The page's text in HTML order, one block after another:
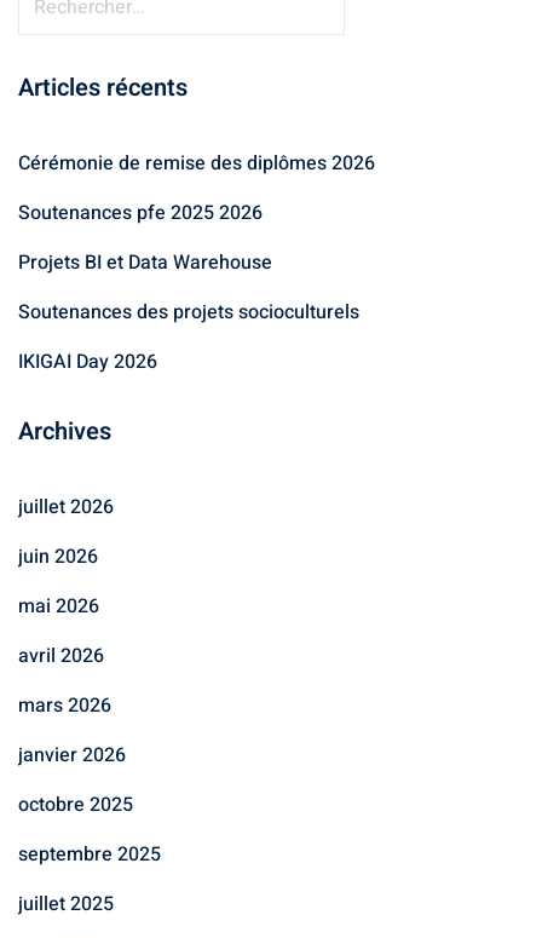
Articles récents
Cérémonie de remise des diplômes 2026
Soutenances pfe 2025 2026
Projets BI et Data Warehouse
Soutenances des projets socioculturels
IKIGAI Day 2026
Archives
juillet 2026
juin 2026
mai 2026
avril 2026
mars 2026
janvier 2026
octobre 2025
septembre 2025
juillet 2025